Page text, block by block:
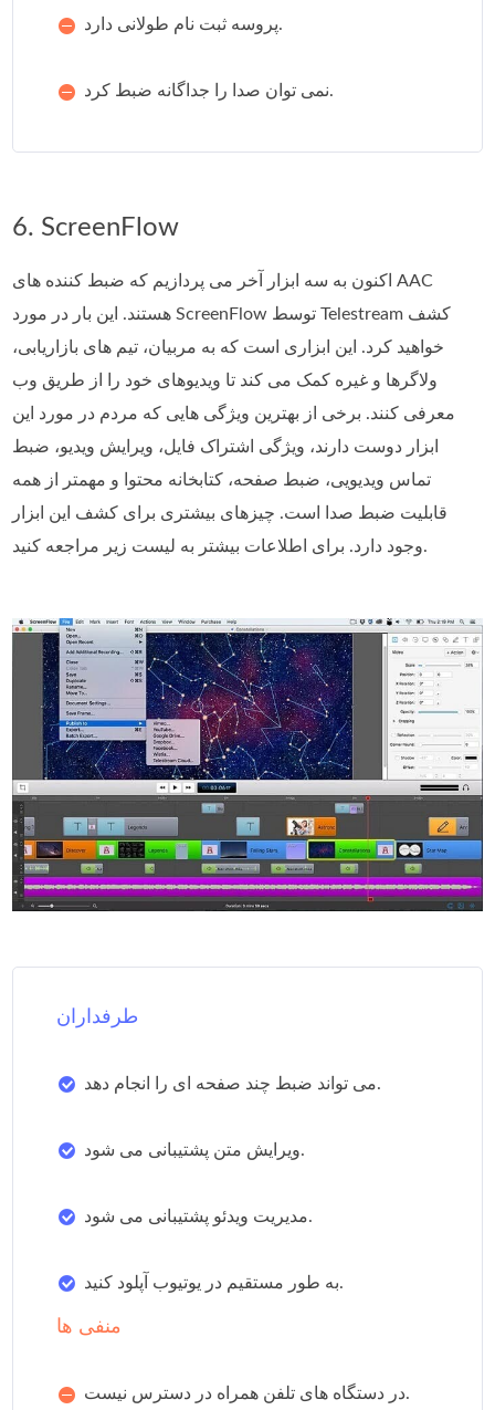
پروسه ثبت نام طولانی دارد.
نمی توان صدا را جداگانه ضبط کرد.
6. ScreenFlow
اکنون به سه ابزار آخر می پردازیم که ضبط کننده های AAC
هستند. این بار در مورد ScreenFlow توسط Telestream کشف
خواهید کرد. این ابزاری است که به مربیان، تیم های بازاریابی،
ولاگرها و غیره کمک می کند تا ویدیوهای خود را از طریق وب
معرفی کنند. برخی از بهترین ویژگی هایی که مردم در مورد این
ابزار دوست دارند، ویژگی اشتراک فایل، ویرایش ویدیو، ضبط
تماس ویدیویی، ضبط صفحه، کتابخانه محتوا و مهمتر از همه
قابلیت ضبط صدا است. چیزهای بیشتری برای کشف این ابزار
وجود دارد. برای اطلاعات بیشتر به لیست زیر مراجعه کنید.
طرفداران
می تواند ضبط چند صفحه ای را انجام دهد.
ویرایش متن پشتیبانی می شود.
مدیریت ویدئو پشتیبانی می شود.
به طور مستقیم در یوتیوب آپلود کنید.
منفی ها
در دستگاه های تلفن همراه در دسترس نیست.